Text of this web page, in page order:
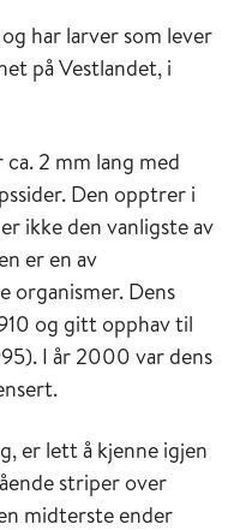
har larver som lever
på Vestlandet, i
ca. 2 mm lang med
Den opptrer i
ikke den vanligste av
er en av
organismer. Dens
og gitt opphav til
I år 2000 var dens
er lett å kjenne igjen
striper over
midterste ender